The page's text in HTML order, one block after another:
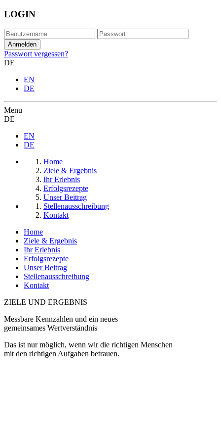
LOGIN
Passwort vergessen?
DE
EN
DE
Menu
DE
EN
DE
Home
Ziele & Ergebnis
Ihr Erlebnis
Erfolgsrezepte
Unser Beitrag
Stellenausschreibung
Kontakt
Home
Ziele & Ergebnis
Ihr Erlebnis
Erfolgsrezepte
Unser Beitrag
Stellenausschreibung
Kontakt
ZIELE UND ERGEBNIS
Messbare Kennzahlen und ein neues
gemeinsames Wertverständnis
Das ist nur möglich, wenn wir die richtigen Menschen
mit den richtigen Aufgaben betrauen.